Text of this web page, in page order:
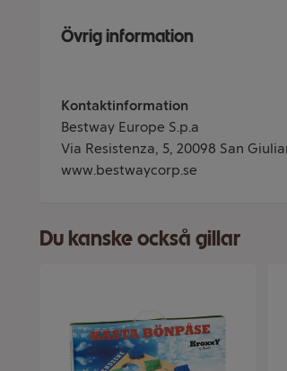
Övrig information
Kontaktinformation
Bestway Europe S.p.a
Via Resistenza, 5, 20098 San
www.bestwaycorp.se
Du kanske också gillar